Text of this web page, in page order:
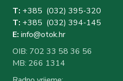
T: +385 (032) 395-320
T: +385 (032) 394-145
E: info@otok.hr
OIB: 702 33 58 36 56
MB: 266 1314